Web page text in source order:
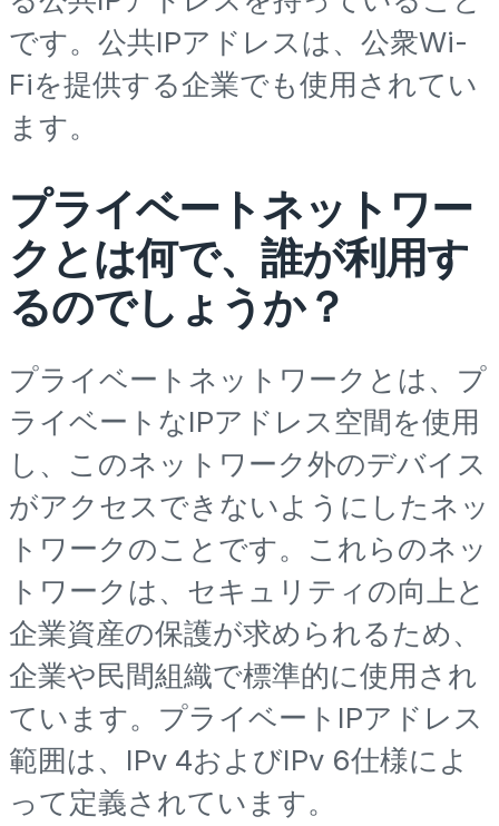
です。公共IPアドレスは、公衆Wi-
Fiを提供する企業でも使用されてい
ます。
プライベートネットワー
クとは何で、誰が利用す
るのでしょうか？
プライベートネットワークとは、プ
ライベートなIPアドレス空間を使用
し、このネットワーク外のデバイス
がアクセスできないようにしたネッ
トワークのことです。これらのネッ
トワークは、セキュリティの向上と
企業資産の保護が求められるため、
企業や民間組織で標準的に使用され
ています。プライベートIPアドレス
範囲は、IPv 4およびIPv 6仕様によ
って定義されています。